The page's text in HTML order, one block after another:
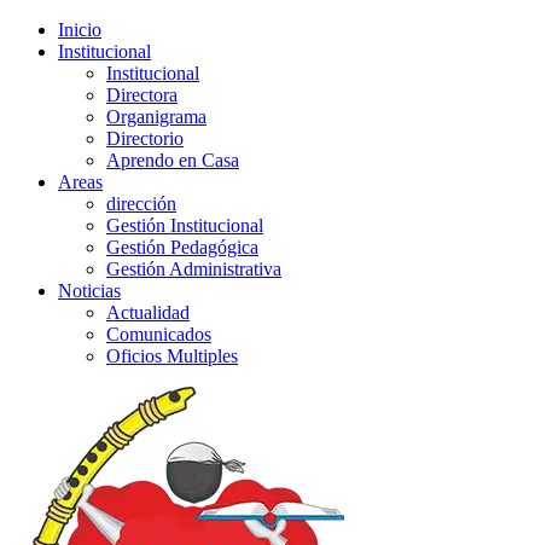
Inicio
Institucional
Institucional
Directora
Organigrama
Directorio
Aprendo en Casa
Areas
dirección
Gestión Institucional
Gestión Pedagógica
Gestión Administrativa
Noticias
Actualidad
Comunicados
Oficios Multiples